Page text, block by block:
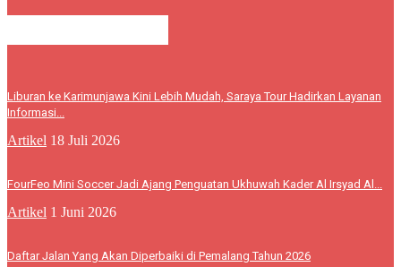
Liburan ke Karimunjawa Kini Lebih Mudah, Saraya Tour Hadirkan Layanan
Informasi...
Artikel 18 Juli 2026
FourFeo Mini Soccer Jadi Ajang Penguatan Ukhuwah Kader Al Irsyad Al...
Artikel 1 Juni 2026
Daftar Jalan Yang Akan Diperbaiki di Pemalang Tahun 2026